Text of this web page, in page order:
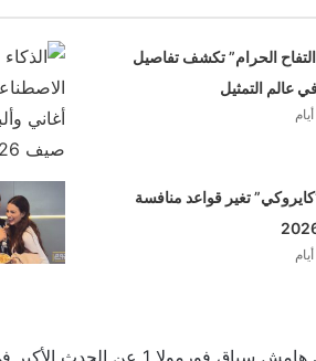
الحرام” تكشف تفاصيل
في عالم التمثيل
تغير قواعد منافسة
وتحدث آيساب روكي على هامش